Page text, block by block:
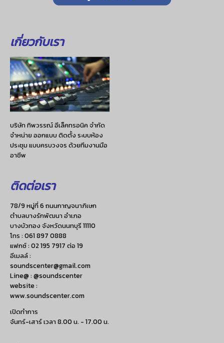
เกี่ยวกับเรา
บริษัท ทิพวรรณ์ อีเล็คทรอนิค จำกัด
จำหน่าย ออกแบบ ติดตั้ง ระบบห้อง
ประชุม แบบครบวงจร ด้วยทีมงานมือ
อาชีพ
ติดต่อเรา
78/9 หมู่ที่ 6 ถนนกาญจนาภิเษก
ตำบลบางรักพัฒนา อำเภอ
บางบัวทอง จังหวัดนนทบุรี 11110
โทร :061 897 0888
แฟกซ์ :02 195 7917 ต่อ 19
อีเมลล์ :
soundscenter@gmail.com
Line@ : @soundscenter
website :
www.soundscenter.com
เปิดทำการ
จันทร์-เสาร์ เวลา 8.00 น. - 17.00 น.